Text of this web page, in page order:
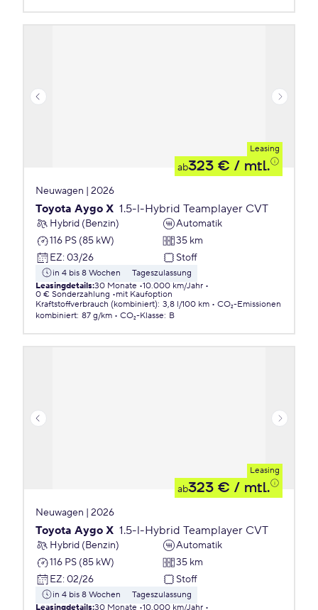
Leasing
ab323 € / mtl.
Neuwagen | 2026
Toyota Aygo X 1.5-l-Hybrid Teamplayer CVT
Hybrid (Benzin)
Automatik
116 PS (85 kW)
35 km
EZ: 03/26 Stoff
in 4 bis 8 Wochen
Tageszulassung
Leasingdetails:30 Monate 10.000 km/Jahr
0 € Sonderzahlung
mit Kaufoption
Kraftstoffverbrauch (kombiniert): 3,8 l/100 km
CO₂-Emissionen
kombiniert: 87 g/km CO₂-Klasse: B
Leasing
ab323 € / mtl.
Neuwagen | 2026
Toyota Aygo X 1.5-l-Hybrid Teamplayer CVT
Hybrid (Benzin)
Automatik
116 PS (85 kW)
35 km
EZ: 02/26 Stoff
in 4 bis 8 Wochen
Tageszulassung
Leasingdetails:30 Monate 10.000 km/Jahr